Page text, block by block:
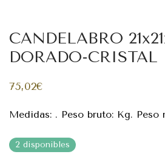
CANDELABRO
DORADO-CRISTAL
75,02€
Medidas: . Peso bruto: Kg. Peso
2 disponibles